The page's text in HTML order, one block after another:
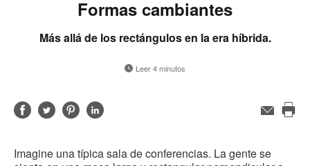
Formas cambiantes
Más allá de los rectángulos en la era híbrida.
Leer 4 minutos
Compartir
Compartir
Compartir
Compartir
in
Correo
Imagine una típica sala de conferencias. La gente se